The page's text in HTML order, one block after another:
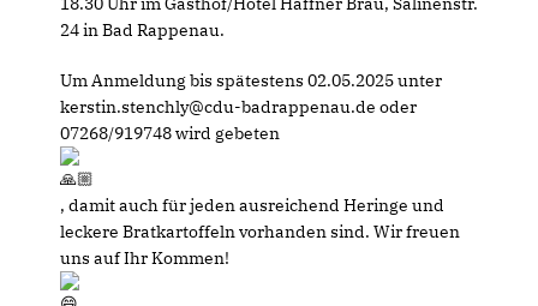
24 in Bad Rappenau.
Um Anmeldung bis spätestens 02.05.2025 unter
kerstin.stenchly@cdu-badrappenau.de oder
07268/919748 wird gebeten
, damit auch für jeden ausreichend Heringe und
leckere Bratkartoffeln vorhanden sind. Wir freuen
uns auf Ihr Kommen!